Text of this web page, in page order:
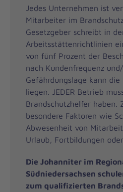
Jedes Unternehmen ist
Mitarbeiter im
Gesetzgeber schreibt in
Arbeitsstättenrichtlinien
von fünf Prozent der
nach Kundenfrequenz
Gefährdungslage kann
liegen. JEDER Betrieb
Brandschutzhelfer haben.
besondere Faktoren wie
Abwesenheit von
Urlaub, Fortbildungen
Die Johanniter im
Südniedersachsen
zum qualifizierten